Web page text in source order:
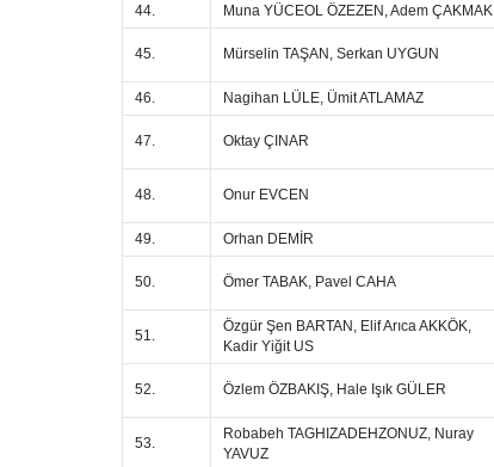
44.
Muna YÜCEOL ÖZEZEN, Adem ÇAKMAK
45. Mürselin TAŞAN, Serkan UYGUN
46.
Nagihan LÜLE, Ümit ATLAMAZ
47. Oktay ÇINAR
48. Onur EVCEN
49.
Orhan DEMİR
50. Ömer TABAK, Pavel CAHA
51.
Özgür Şen BARTAN, Elif Arıca AKKÖK,
Kadir Yiğit US
52. Özlem ÖZBAKIŞ, Hale Işık GÜLER
53.
Robabeh TAGHIZADEHZONUZ, Nuray
YAVUZ